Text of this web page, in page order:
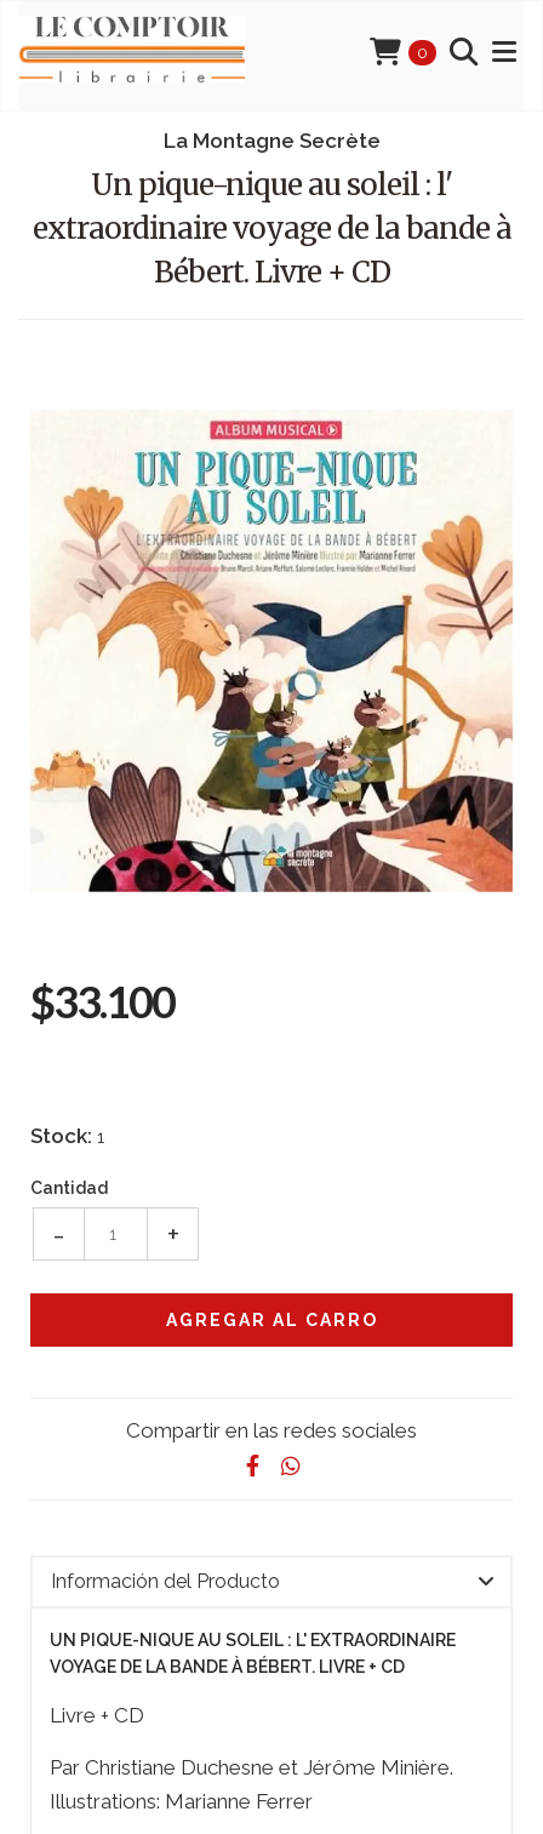
0
La Montagne Secrète
Un pique-nique au soleil : l'
extraordinaire voyage de la bande à
Bébert. Livre + CD
$33.100
Stock: 1
Cantidad
- +
Compartir en las redes sociales
Información del Producto
UN PIQUE-NIQUE AU SOLEIL : L' EXTRAORDINAIRE
VOYAGE DE LA BANDE À BÉBERT. LIVRE + CD
Livre + CD
Par Christiane Duchesne et Jérôme Minière.
Illustrations: Marianne Ferrer